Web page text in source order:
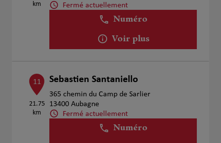
km
Fermé actuellement
Numéro
Voir plus
11
21.75
km
Sebastien Santaniello
365 chemin du Camp de Sarlier
13400 Aubagne
Fermé actuellement
Numéro